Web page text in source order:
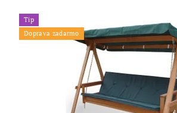
Tip
Doprava zadarmo